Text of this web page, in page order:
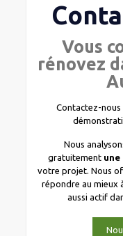
Vous
rénovez
Contactez-
Nous
gratuitement
votre projet. Nous
répondre au mieux
aussi actif